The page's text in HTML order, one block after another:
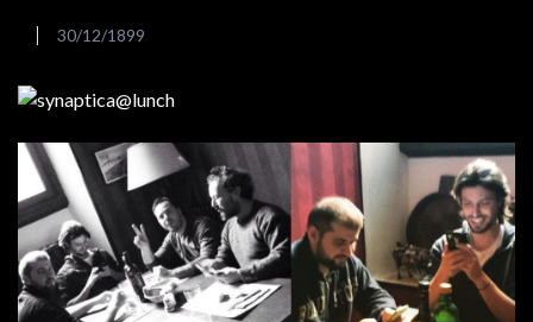
30/12/1899